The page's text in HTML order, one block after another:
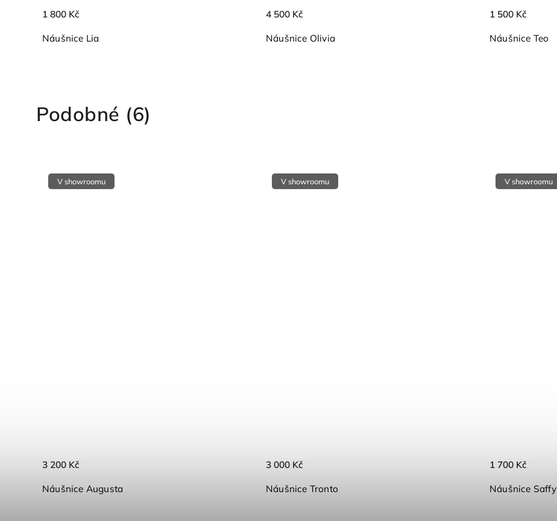
Náušnice Lia
1 800 Kč
Náušnice Olivia
4 500 Kč
Náušnice Teo
1 500 Kč
Podobné (6)
V showroomu
Náušnice Augusta
3 200 Kč
V showroomu
Náušnice Tronto
3 000 Kč
V showroomu
Náušnice Saffy
1 700 Kč